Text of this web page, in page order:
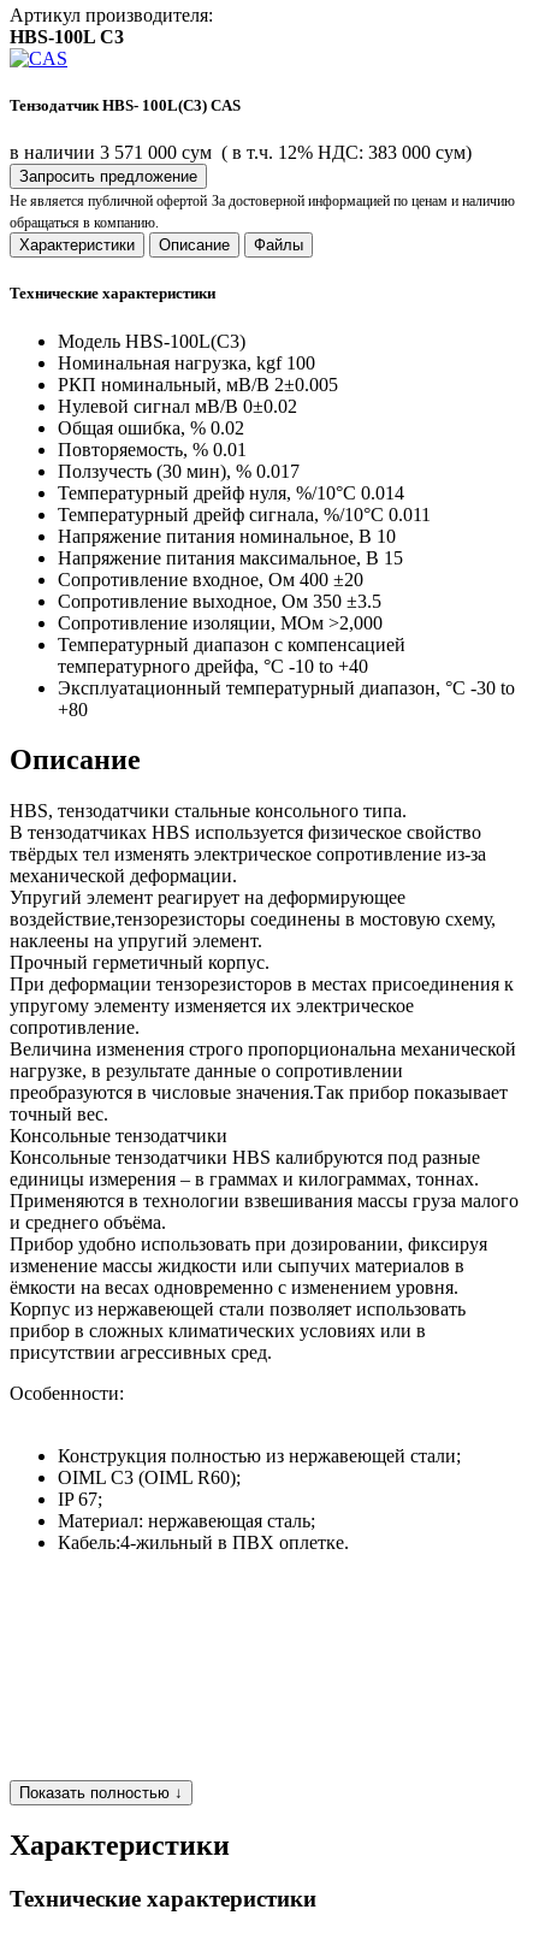
Артикул производителя:
HBS-100L C3
Тензодатчик HBS- 100L(C3) CAS
в наличии 3 571 000 сум ( в т.ч. 12% НДС: 383 000 сум)
Запросить предложение
Не является публичной офертой За достоверной информацией по ценам и наличию
обращаться в компанию.
Характеристики Описание Файлы
Технические характеристики
Модель HBS-100L(C3)
Номинальная нагрузка, kgf 100
РКП номинальный, мВ/В 2±0.005
Нулевой сигнал мВ/В 0±0.02
Общая ошибка, % 0.02
Повторяемость, % 0.01
Ползучесть (30 мин), % 0.017
Температурный дрейф нуля, %/10°C 0.014
Температурный дрейф сигнала, %/10°C 0.011
Напряжение питания номинальное, В 10
Напряжение питания максимальное, В 15
Сопротивление входное, Ом 400 ±20
Сопротивление выходное, Ом 350 ±3.5
Сопротивление изоляции, МОм >2,000
Температурный диапазон с компенсацией
температурного дрейфа, °C -10 to +40
Эксплуатационный температурный диапазон, °C -30 to
+80
Описание
HBS, тензодатчики стальные консольного типа.
В тензодатчиках HBS используется физическое свойство
твёрдых тел изменять электрическое сопротивление из-за
механической деформации.
Упругий элемент реагирует на деформирующее
воздействие,тензорезисторы соединены в мостовую схему,
наклеены на упругий элемент.
Прочный герметичный корпус.
При деформации тензорезисторов в местах присоединения к
упругому элементу изменяется их электрическое
сопротивление.
Величина изменения строго пропорциональна механической
нагрузке, в результате данные о сопротивлении
преобразуются в числовые значения.Так прибор показывает
точный вес.
Консольные тензодатчики
Консольные тензодатчики HBS калибруются под разные
единицы измерения – в граммах и килограммах, тоннах.
Применяются в технологии взвешивания массы груза малого
и среднего объёма.
Прибор удобно использовать при дозировании, фиксируя
изменение массы жидкости или сыпучих материалов в
ёмкости на весах одновременно с изменением уровня.
Корпус из нержавеющей стали позволяет использовать
прибор в сложных климатических условиях или в
присутствии агрессивных сред.
Особенности:
Конструкция полностью из нержавеющей стали;
OIML C3 (OIML R60);
IP 67;
Материал: нержавеющая сталь;
Кабель:4-жильный в ПВХ оплетке.
Показать полностью ↓
Характеристики
Технические характеристики